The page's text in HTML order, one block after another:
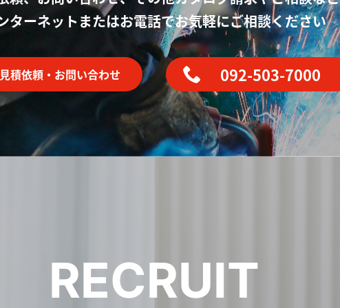
ターネットまたはお電話でお気軽にご相談ください
見積依頼・お問い合わせ 092-503-7000
RECRUIT